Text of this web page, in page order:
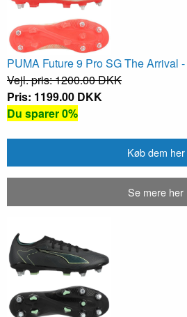
PUMA Future 9 Pro SG The Arrival
Vejl. pris: 1200.00 DKK
Pris: 1199.00 DKK
Du sparer 0%
Køb dem her
Se mere her